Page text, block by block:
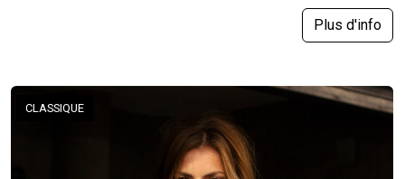
Plus d'info
CLASSIQUE